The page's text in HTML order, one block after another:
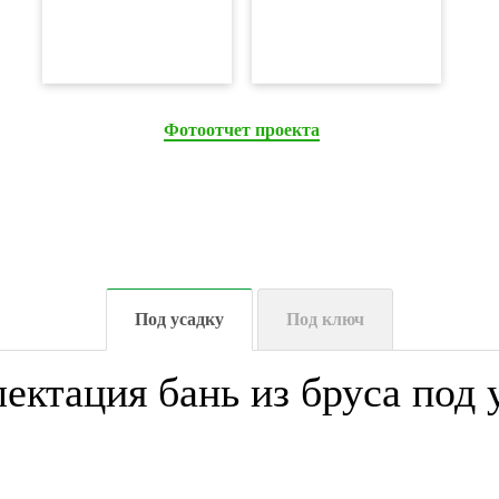
Фотоотчет проекта
Под усадку Под ключ
бань из бруса под